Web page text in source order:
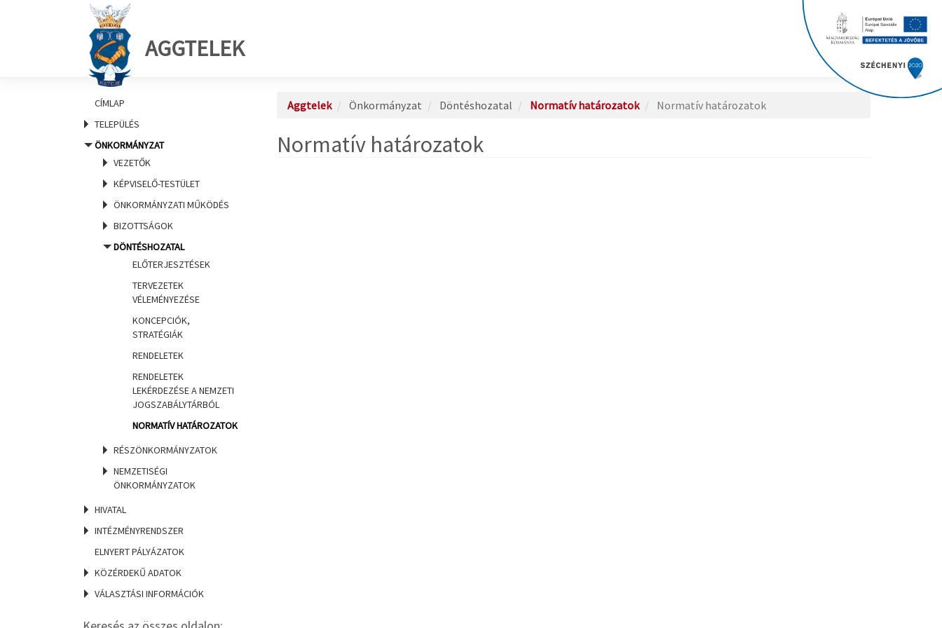
AGGTELEK
CÍMLAP
TELEPÜLÉS
ÖNKORMÁNYZAT
VEZETŐK
KÉPVISELŐ-TESTÜLET
ÖNKORMÁNYZATI MŰKÖDÉS
BIZOTTSÁGOK
DÖNTÉSHOZATAL
ELŐTERJESZTÉSEK
TERVEZETEK
VÉLEMÉNYEZÉSE
KONCEPCIÓK,
STRATÉGIÁK
RENDELETEK
RENDELETEK
LEKÉRDEZÉSE A NEMZETI
JOGSZABÁLYTÁRBÓL
NORMATÍV HATÁROZATOK
RÉSZÖNKORMÁNYZATOK
NEMZETISÉGI
ÖNKORMÁNYZATOK
HIVATAL
INTÉZMÉNYRENDSZER
ELNYERT PÁLYÁZATOK
KÖZÉRDEKŰ ADATOK
VÁLASZTÁSI INFORMÁCIÓK
Aggtelek Önkormányzat Döntéshozatal Normatív határozatok Normatív határozatok
Normatív határozatok